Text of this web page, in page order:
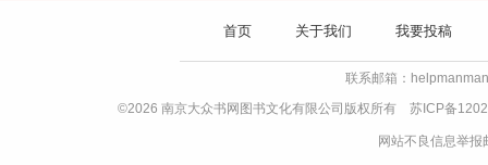
首页 关于我们 我要投稿
联系邮箱：
©2026 南京大众书网图书文化有限公司版权所有 苏ICP备
网站不良信息举